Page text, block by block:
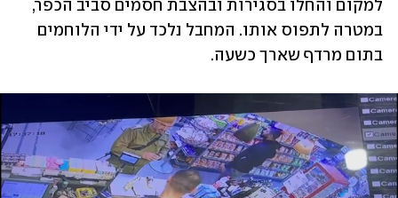
בתום מרדף שארך כשעה.